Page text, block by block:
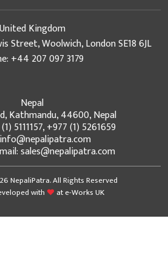
United Kingdom
Street, Woolwich, London SE18 6JL
+44 207 097 3179
Nepal
Kathmandu, 44600, Nepal
5111157, +977 (1) 5261659
sales@nepalipatra.com
NepaliPatra. All Rights Reserved
with
ate-Works UK